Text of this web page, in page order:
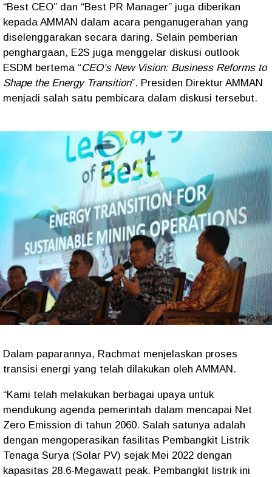
“Best CEO” dan “Best PR Manager” juga diberikan
kepada AMMAN dalam acara penganugerahan yang
diselenggarakan secara daring. Selain pemberian
penghargaan, E2S juga menggelar diskusi outlook
ESDM bertema “CEO’s New Vision: Business Reforms to
Shape the Energy Transition”. Presiden Direktur AMMAN
menjadi salah satu pembicara dalam diskusi tersebut.
Dalam paparannya, Rachmat menjelaskan proses
transisi energi yang telah dilakukan oleh AMMAN.
“Kami telah melakukan berbagai upaya untuk
mendukung agenda pemerintah dalam mencapai Net
Zero Emission di tahun 2060. Salah satunya adalah
dengan mengoperasikan fasilitas Pembangkit Listrik
Tenaga Surya (Solar PV) sejak Mei 2022 dengan
kapasitas 28.6-Megawatt peak. Pembangkit listrik ini